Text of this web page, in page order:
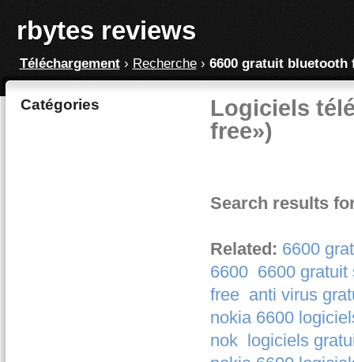
rbytes reviews
Téléchargement› Recherche› 6600 gratuit bluetooth
Catégories
Logiciels
free»)
Search results
Related: 6600
6600 6600 gratuit
free anti virus
nokia 6600
nok logiciels